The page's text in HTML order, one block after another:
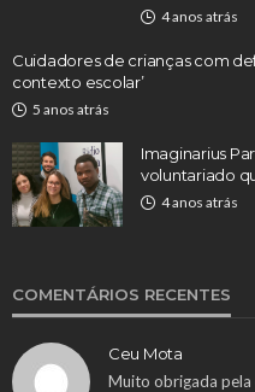
4 anos atrás
Cuidadores de crianças com
contexto escolar’
5 anos atrás
Imaginarius
voluntariado
4 anos atrás
COMENTÁRIOS RECENTES
Ceu Mota
Muito obrigada